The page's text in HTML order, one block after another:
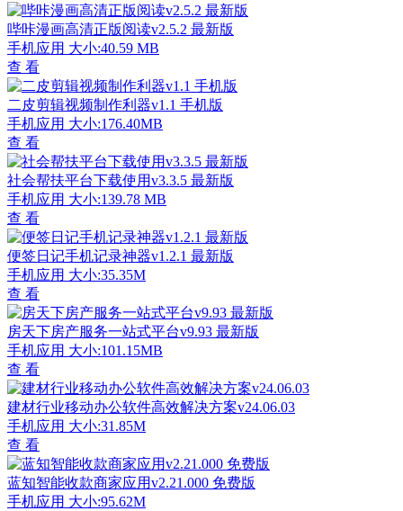
哔咔漫画高清正版阅读v2.5.2 最新版
手机应用 大小:40.59 MB
查 看
二皮剪辑视频制作利器v1.1 手机版
手机应用 大小:176.40MB
查 看
社会帮扶平台下载使用v3.3.5 最新版
手机应用 大小:139.78 MB
查 看
便签日记手机记录神器v1.2.1 最新版
手机应用 大小:35.35M
查 看
房天下房产服务一站式平台v9.93 最新版
手机应用 大小:101.15MB
查 看
建材行业移动办公软件高效解决方案v24.06.03
手机应用 大小:31.85M
查 看
蓝知智能收款商家应用v2.21.000 免费版
手机应用 大小:95.62M